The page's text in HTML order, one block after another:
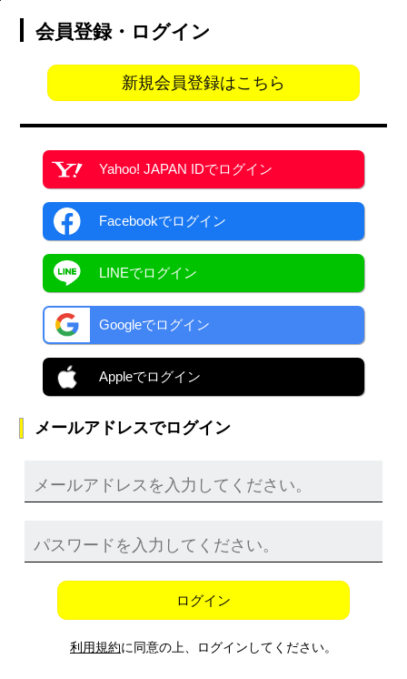
会員登録・ログイン
新規会員登録はこちら
Yahoo! JAPAN IDでログイン
Facebookでログイン
LINEでログイン
Googleでログイン
Appleでログイン
メールアドレスでログイン
ログイン
利用規約に同意の上、ログインしてください。